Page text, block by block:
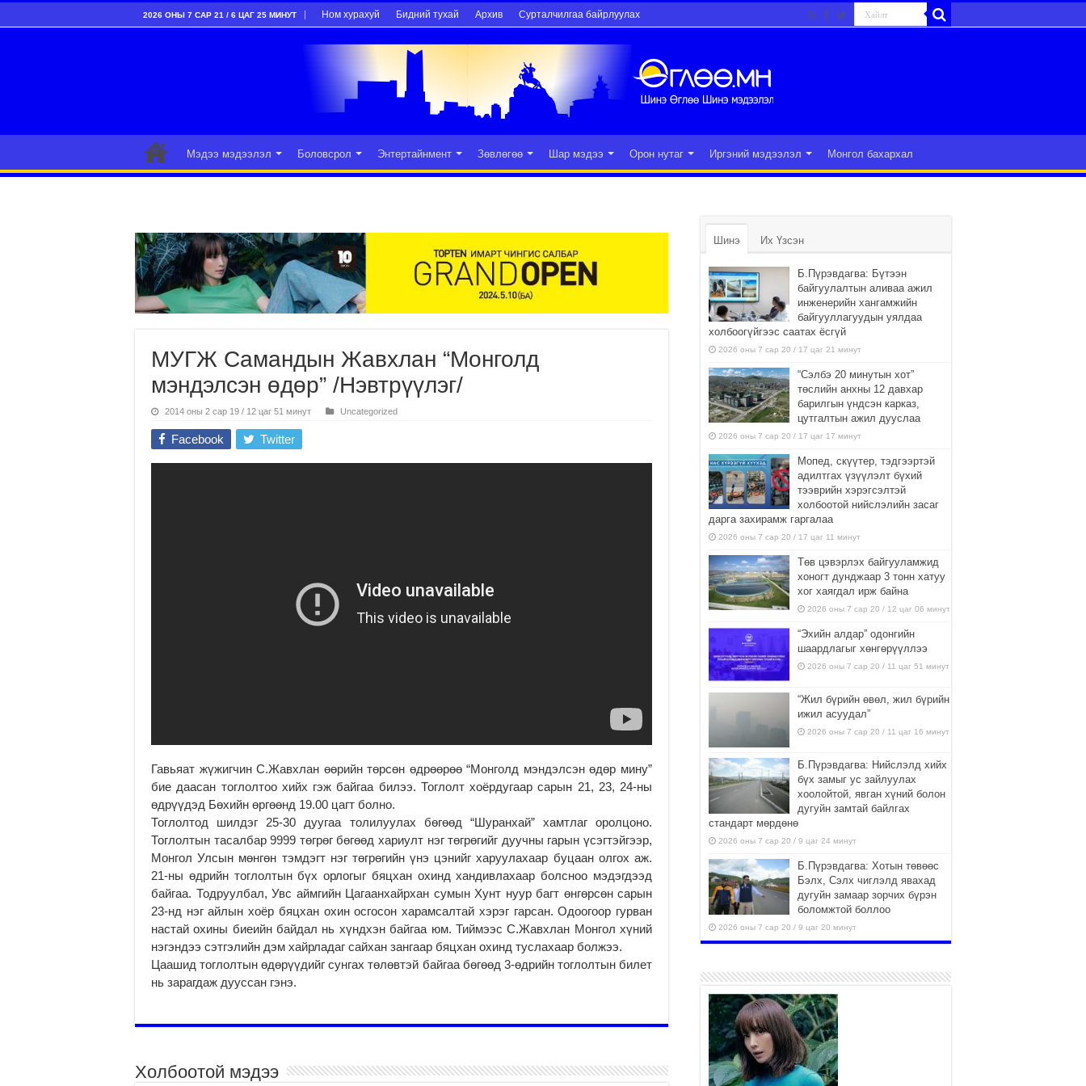
2026 ОНЫ 7 САР 21 / 6 ЦАГ 25 МИНУТ Ном хурахуй Бидний тухай Архив Сурталчилгаа байрлуулах
Мэдээ мэдээлэл Боловсрол Энтертайнмент Зөвлөгөө Шар мэдээ Орон нутаг Иргэний мэдээлэл Монгол бахархал
МУГЖ Самандын Жавхлан “Монголд
мэндэлсэн өдөр” /Нэвтрүүлэг/
2014 оны 2 сар 19 / 12 цаг 51 минут Uncategorized
Facebook Twitter
Гавьяат жүжигчин С.Жавхлан өөрийн төрсөн өдрөөрөө “Монголд мэндэлсэн өдөр мину”
бие даасан тоглолтоо хийх гэж байгаа билээ. Тоглолт хоёрдугаар сарын 21, 23, 24-ны
өдрүүдэд Бөхийн өргөөнд 19.00 цагт болно.
Тоглолтод шилдэг 25-30 дуугаа толилуулах бөгөөд “Шуранхай” хамтлаг оролцоно.
Тоглолтын тасалбар 9999 төгрөг бөгөөд хариулт нэг төгрөгийг дуучны гарын үсэгтэйгээр,
Монгол Улсын мөнгөн тэмдэгт нэг төгрөгийн үнэ цэнийг харуулахаар буцаан олгох аж.
21-ны өдрийн тоглолтын бүх орлогыг бяцхан охинд хандивлахаар болсноо мэдэгдээд
байгаа. Тодруулбал, Увс аймгийн Цагаанхайрхан сумын Хунт нуур багт өнгөрсөн сарын
23-нд нэг айлын хоёр бяцхан охин осгосон харамсалтай хэрэг гарсан. Одоогоор гурван
настай охины биеийн байдал нь хүндхэн байгаа юм. Тиймээс С.Жавхлан Монгол хүний
нэгэндээ сэтгэлийн дэм хайрладаг сайхан зангаар бяцхан охинд туслахаар болжээ.
Цаашид тоглолтын өдөрүүдийг сунгах төлөвтэй байгаа бөгөөд 3-өдрийн тоглолтын билет
нь зарагдаж дууссан гэнэ.
Холбоотой мэдээ
Шинэ Их Үзсэн
Б.Пүрэвдагва: Бүтээн
байгуулалтын аливаа ажил
инженерийн хангамжийн
байгууллагуудын уялдаа
холбоогүйгээс саатах ёсгүй
2026 оны 7 сар 20 / 17 цаг 21 минут
“Сэлбэ 20 минутын хот”
төслийн анхны 12 давхар
барилгын үндсэн карказ,
цутгалтын ажил дууслаа
2026 оны 7 сар 20 / 17 цаг 17 минут
Мопед, скүүтер, тэдгээртэй
адилтгах үзүүлэлт бүхий
тээврийн хэрэгсэлтэй
холбоотой нийслэлийн засаг
дарга захирамж гаргалаа
2026 оны 7 сар 20 / 17 цаг 11 минут
Төв цэвэрлэх байгууламжид
хоногт дунджаар 3 тонн хатуу
хог хаягдал ирж байна
2026 оны 7 сар 20 / 12 цаг 06 минут
“Эхийн алдар” одонгийн
шаардлагыг хөнгөрүүллээ
2026 оны 7 сар 20 / 11 цаг 51 минут
“Жил бүрийн өвөл, жил бүрийн
ижил асуудал”
2026 оны 7 сар 20 / 11 цаг 16 минут
Б.Пүрэвдагва: Нийслэлд хийх
бүх замыг ус зайлуулах
хоолойтой, явган хүний болон
дугуйн замтай байлгах
стандарт мөрдөнө
2026 оны 7 сар 20 / 9 цаг 24 минут
Б.Пүрэвдагва: Хотын төвөөс
Бэлх, Сэлх чиглэлд явахад
дугуйн замаар зорчих бүрэн
боломжтой боллоо
2026 оны 7 сар 20 / 9 цаг 20 минут
шугам хоолойн ажил 80
хувьтай үргэлжилж байна
2026 оны 7 сар 20 / 9 цаг 14 минут
Усархаг аадар бороо орж
байгаа тул аюулгүй байдлаа
хангаж, үер усны аюулаас
сэрэмжлэхийг нийслэлийн